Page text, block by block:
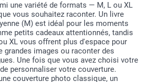
une variété de formats — M, L ou XL
vous souhaitez raconter. Un livre
(M) est idéal pour les moments
petits cadeaux attentionnés, tandis
XL vous offrent plus d'espace pour
grandes images ou raconter des
Une fois que vous avez choisi votre
personnaliser votre couverture.
couverture photo classique, un